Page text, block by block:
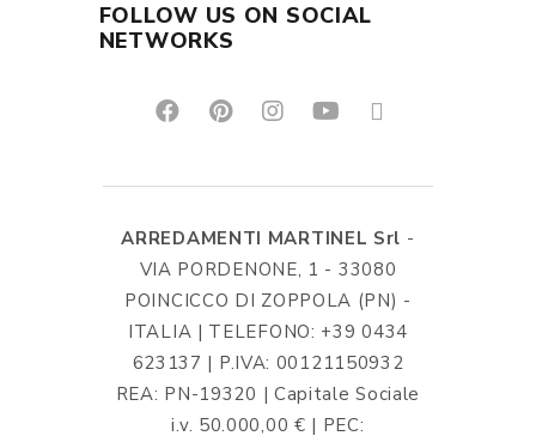
FOLLOW US ON SOCIAL
NETWORKS
ARREDAMENTI MARTINEL Srl -
VIA PORDENONE, 1 - 33080
POINCICCO DI ZOPPOLA (PN) -
ITALIA | TELEFONO: +39 0434
623137 | P.IVA: 00121150932
REA: PN-19320 | Capitale Sociale
i.v. 50.000,00 € | PEC: